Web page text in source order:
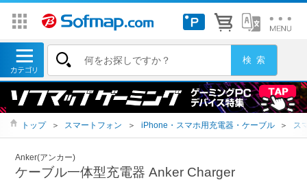
トップ ＞ スマートフォン ＞ iPhone・スマホ用充電器・ケーブル ＞ ス
Anker(アンカー)
ケーブル一体型充電器 Anker Charger